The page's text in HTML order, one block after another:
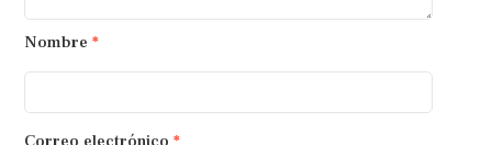
Nombre *